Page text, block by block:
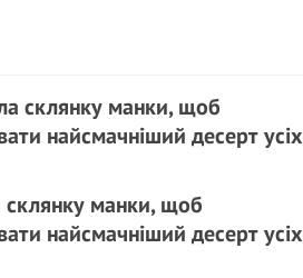
склянку манки, щоб
найсмачніший десерт усіх